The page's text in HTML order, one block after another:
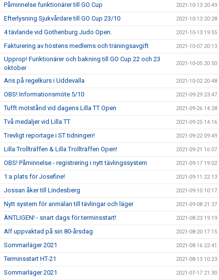
Påminnelse funktionärer till GO Cup 2021-10-13 20:49
Efterlysning Sjukvårdare till GO Cup 23/10 2021-10-13 20:28
4 tävlande vid Gothenburg Judo Open. 2021-10-13 19:55
Fakturering av höstens medlems och träningsavgift 2021-10-07 20:13
Upprop! Funktionärer och bakning till GO Cup 22 och 23
oktober
2021-10-05 20:50
Aris på regelkurs i Uddevalla 2021-10-02 20:48
OBS! Informationsmöte 5/10 2021-09-29 23:47
Tufft motstånd vid dagens Lilla TT Open 2021-09-26 14:28
Två medaljer vid Lilla TT 2021-09-25 14:16
Trevligt reportage i ST tidningen! 2021-09-22 09:49
Lilla Trollträffen & Lilla Trollträffen Open! 2021-09-21 16:07
OBS! Påminnelse - registrering i nytt tävlingssystem 2021-09-17 19:02
1:a plats för Josefine! 2021-09-11 22:13
Jossan åker till Lindesberg 2021-09-10 10:17
Nytt system för anmälan till tävlingar och läger 2021-09-08 21:37
ÄNTLIGEN! - snart dags för terminsstart! 2021-08-23 19:19
Alf uppvaktad på sin 80-årsdag 2021-08-20 17:15
Sommarläger 2021 2021-08-16 22:41
Terminsstart HT-21 2021-08-13 10:23
Sommarläger 2021 2021-07-17 21:30